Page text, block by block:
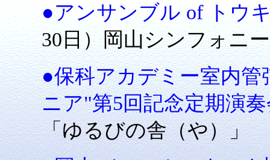
●アンサンブル of トウ
30日）岡山シンフォニ
●保科アカデミー室内
ニア"第5回記念定期演
「ゆるびの舎（や）」